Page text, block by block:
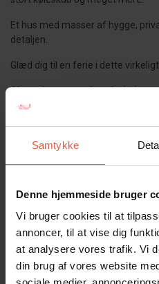
Samtykke
Denne hjemmeside bruger
Vi bruger cookies til at
annoncer, til at vise dig
at analysere vores trafik. Vi
din brug af vores website
Et hus med masser af hygge,
detaljen.
Glæd dig til en ferie i dette virkeligt
Shopping og andre
Trænger I alligevel til
Blåvand og omegn. Langs hele
forskellige muligheder for
spændende butikker med
forskellige dagligvarebutikker,
Sommerhuset er røgfrit, og
Gæsterne siger